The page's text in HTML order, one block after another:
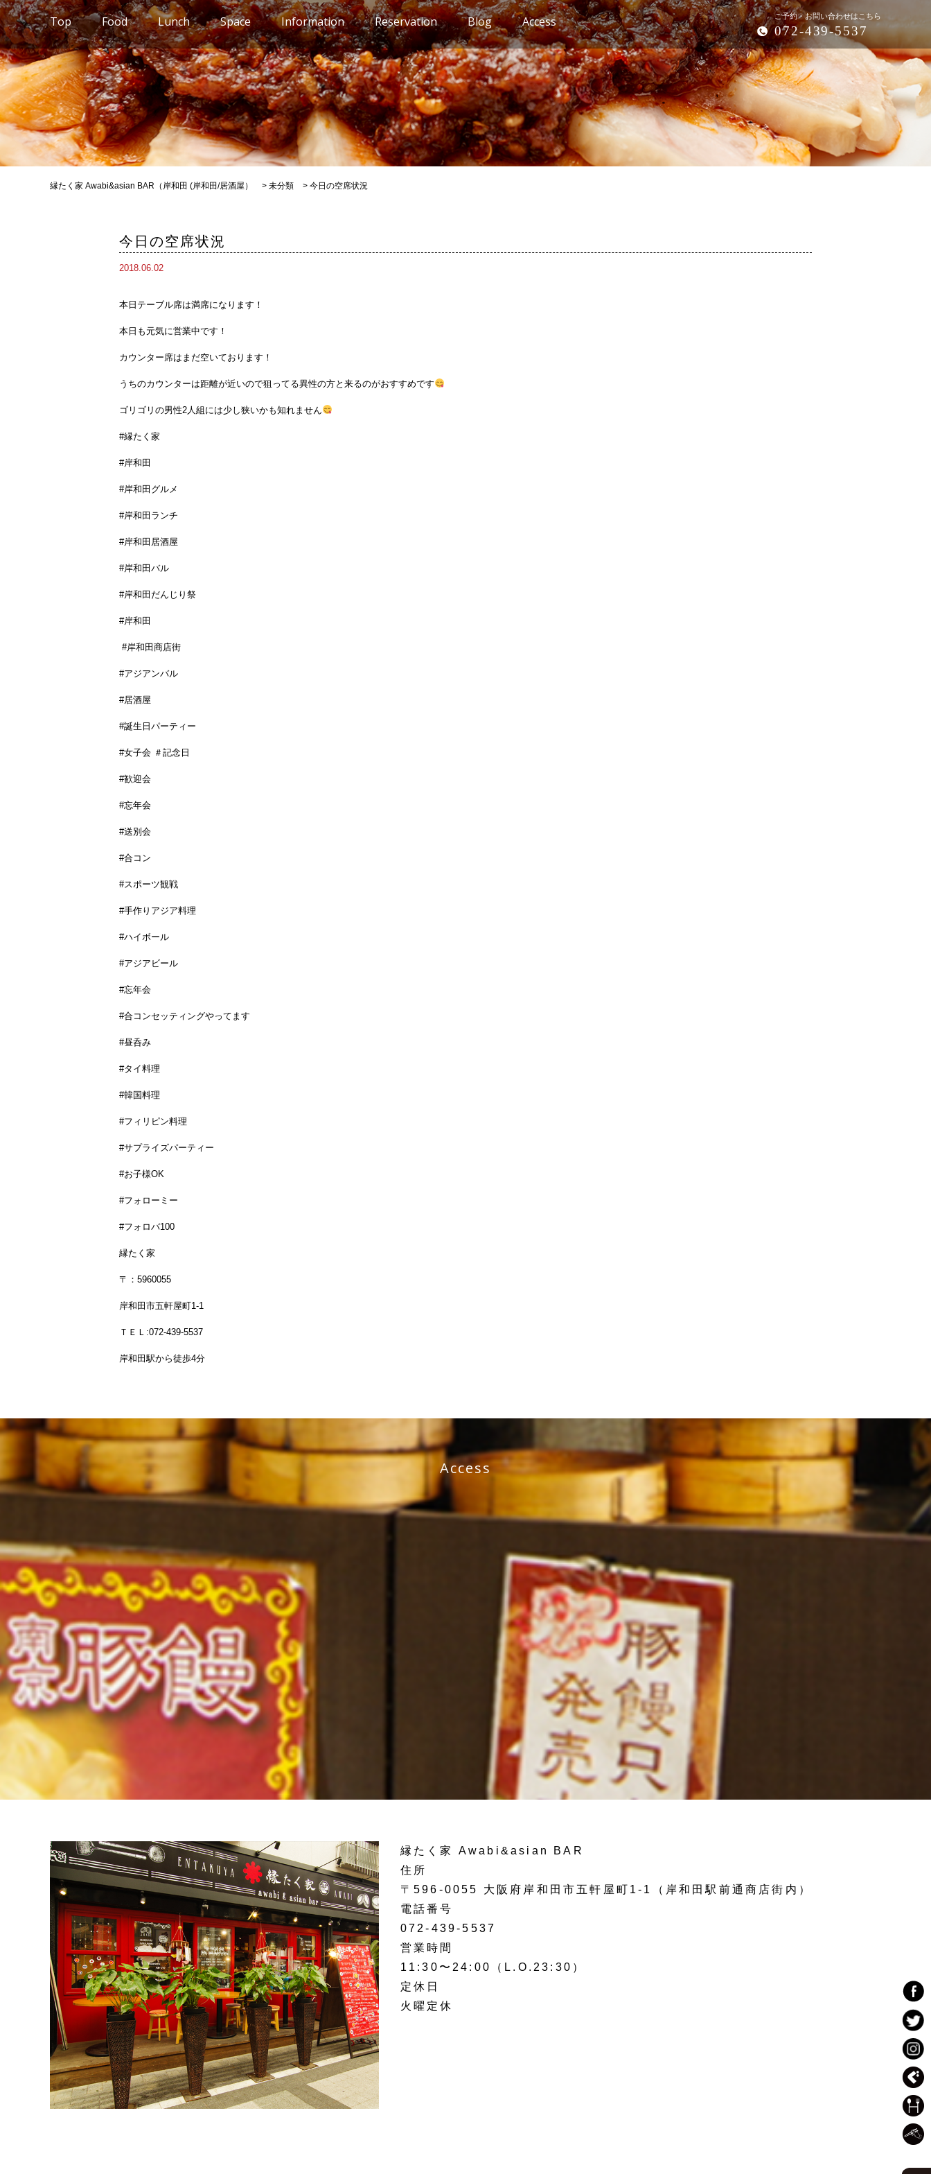
Top Food Lunch Space Information Reservation Blog Access ご予約・お問い合わせはこちら
072-439-5537
縁たく家 Awabi&asian BAR（岸和田 (岸和田/居酒屋） > 未分類 > 今日の空席状況
今日の空席状況
2018.06.02
本日テーブル席は満席になります！
本日も元気に営業中です！
カウンター席はまだ空いております！
うちのカウンターは距離が近いので狙ってる異性の方と来るのがおすすめです
ゴリゴリの男性2人組には少し狭いかも知れません
#縁たく家
#岸和田
#岸和田グルメ
#岸和田ランチ
#岸和田居酒屋
#岸和田バル
#岸和田だんじり祭
#岸和田
#岸和田商店街
#アジアンバル
#居酒屋
#誕生日パーティー
#女子会 ＃記念日
#歓迎会
#忘年会
#送別会
#合コン
#スポーツ観戦
#手作りアジア料理
#ハイボール
#アジアビール
#忘年会
#合コンセッティングやってます
#昼呑み
#タイ料理
#韓国料理
#フィリピン料理
#サプライズパーティー
#お子様OK
#フォローミー
#フォロバ100
縁たく家
〒：5960055
岸和田市五軒屋町1-1
ＴＥＬ:072-439-5537
岸和田駅から徒歩4分
Access
縁たく家 Awabi&asian BAR
住所
〒596-0055 大阪府岸和田市五軒屋町1-1（岸和田駅前通商店街内）
電話番号
072-439-5537
営業時間
11:30〜24:00（L.O.23:30）
定休日
火曜定休